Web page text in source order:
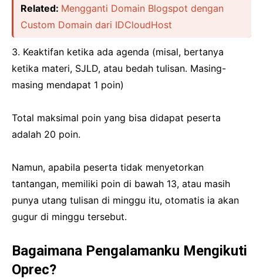
Related: Mengganti Domain Blogspot dengan
Custom Domain dari IDCloudHost
3. Keaktifan ketika ada agenda (misal, bertanya
ketika materi, SJLD, atau bedah tulisan. Masing-
masing mendapat 1 poin)
Total maksimal poin yang bisa didapat peserta
adalah 20 poin.
Namun, apabila peserta tidak menyetorkan
tantangan, memiliki poin di bawah 13, atau masih
punya utang tulisan di minggu itu, otomatis ia akan
gugur di minggu tersebut.
Bagaimana Pengalamanku Mengikuti
Oprec?